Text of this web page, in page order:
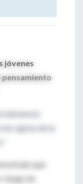
jóvenes
pensamiento
demencia
signos de la
que
riesgo de